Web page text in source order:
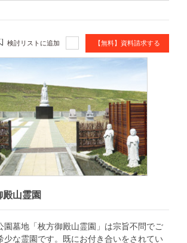
検討リストに追加 【無料】資料請求する
殿山霊園
園墓地「枚方御殿山霊園」は宗旨不問でご
少な霊園です。既にお付き合いをされてい